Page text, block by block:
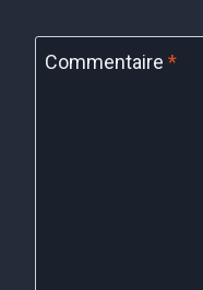
Commentaire *